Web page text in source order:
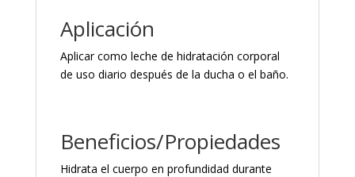
Aplicación
Aplicar como leche de hidratación corporal
de uso diario después de la ducha o el baño.
Beneficios/Propiedades
Hidrata el cuerpo en profundidad durante